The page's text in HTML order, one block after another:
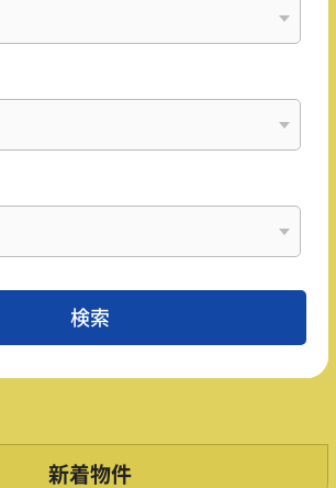
新着物件